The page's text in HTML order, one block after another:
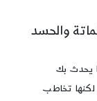
والحسد
يحدث بك
لكنها تخاطب